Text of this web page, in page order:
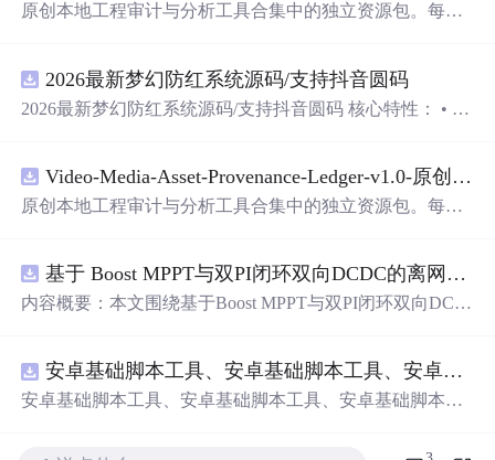
原创本地工程审计与分析工具合集中的独立资源包。每个
README、运行说明、功能清单、MIT License及原创与授
权声明。解压后进入project目录，执行npm test验证算法，
目源码、Logo、官方截图、论文、生产日志或其他受限素
材。适合前端开发、AI应用工程、测试审计和课程实践。
2026最新梦幻防红系统源码/支持抖音圆码
2026最新梦幻防红系统源码/支持抖音圆码 核心特性： • 多
据统计，多维度分析报表 • 积分系统+邀请返利，运营利器
Video-Media-Asset-Provenance-Ledger-v1.0-原创源码与文档.zip
原创本地工程审计与分析工具合集中的独立资源包。每个
README、运行说明、功能清单、MIT License及原创与授
权声明。解压后进入project目录，执行npm test验证算法，
目源码、Logo、官方截图、论文、生产日志或其他受限素
材。适合前端开发、AI应用工程、测试审计和课程实践。
基于 Boost MPPT与双PI闭环双向DCDC的离网光伏储能系统动力学建模及稳态特性分析（Simulink仿真实现）
内容概要：本文围绕基于Boost MPPT与双PI闭环双向DC-D
验证。研究构建了涵盖光伏阵列、最大功率点跟踪（MPP
T）控制、双向DC-DC变换器及储能电池的整体系统架
安卓基础脚本工具、安卓基础脚本工具、安卓基础脚本工具
安卓基础脚本工具、安卓基础脚本工具、安卓基础脚本工